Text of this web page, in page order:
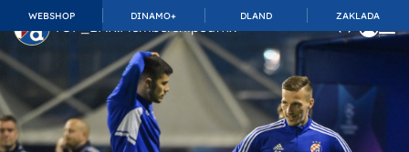
WEBSHOP DINAMO+ DLAND ZAKLADA
TOP_BAR.MembershipSuffix